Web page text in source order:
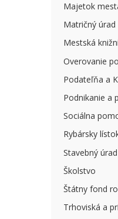
Majetok
Matričný úrad
Mestská
Overovanie
Podateľňa a
Podnikanie a
Sociálna
Rybársky
Stavebný úrad
Školstvo
Štátny fond
Trhoviská a